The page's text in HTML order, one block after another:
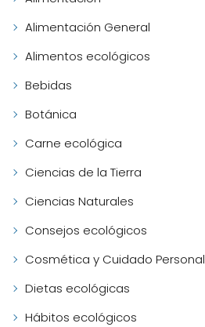
Alimentación General
Alimentos ecológicos
Bebidas
Botánica
Carne ecológica
Ciencias de la Tierra
Ciencias Naturales
Consejos ecológicos
Cosmética y Cuidado Personal
Dietas ecológicas
Hábitos ecológicos